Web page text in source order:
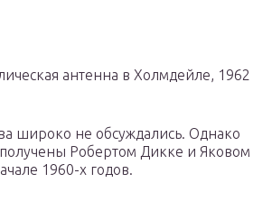
антенна в Холмдейле, 1962
широко не обсуждались. Однако
Робертом Дикке и Яковом
1960-х годов.